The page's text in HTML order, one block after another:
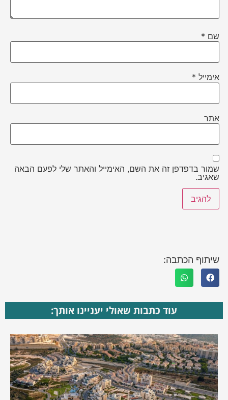
שם *
אימייל *
אתר
שמור בדפדפן זה את השם, האימייל והאתר שלי לפעם הבאה
שאגיב.
שיתוף הכתבה:
עוד כתבות שאולי יעניינו אותך: